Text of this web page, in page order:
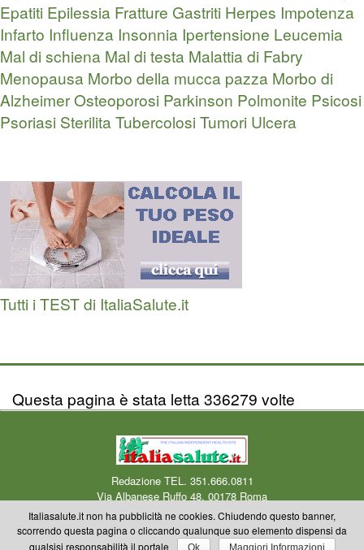
Epatiti Epilessia Fratture Gastriti Herpes Impotenza
Infarto Influenza Insonnia Ipertensione Leucemia
Mal di schiena Mal di testa Malattia di Fabry
Menopausa Morbo della mucca pazza Morbo di
AlzheimerOsteoporosi Parkinson Polmonite Psicosi
Psoriasi SterilitaTubercolosiTumori Ulcera
Tutti i TEST di ItaliaSalute.it
Questa pagina è stata letta 336279 volte
Redazione TEL. 351.666.0811
Via Albanese Ruffo 48, 00178 Roma
Centro Medico Okmedicina.it Via Albanese Ruffo 40-46, 00178 Roma
redazione
Copyright © 2000-2023 Okmedicina ONLUS Riproduzione riservata anche
Italiasalute.it non ha pubblicità ne cookies. Chiudendo questo banner,
scorrendo questa pagina o cliccando qualunque suo elemento dispensi da
qualsisi responsabilità il portale
Ok Maggiori Informazioni